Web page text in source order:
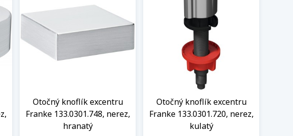
Otočný knoflík excentru
Franke 133.0301.748, nerez,
hranatý
Otočný knoflík excentru
Franke 133.0301.720, nerez,
kulatý